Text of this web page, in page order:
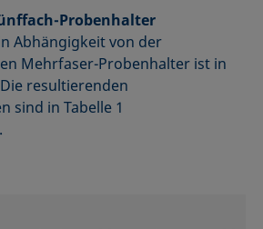
Probenhalter
Abhängigkeit von der
Mehrfaser-Probenhalter ist in
resultierenden
sind in Tabelle 1